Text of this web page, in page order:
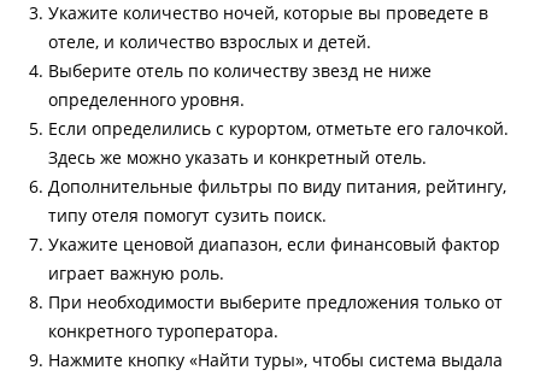
Укажите количество ночей, которые вы проведете в
отеле, и количество взрослых и детей.
Выберите отель по количеству звезд не ниже
определенного уровня.
Если определились с курортом, отметьте его галочкой.
Здесь же можно указать и конкретный отель.
Дополнительные фильтры по виду питания, рейтингу,
типу отеля помогут сузить поиск.
Укажите ценовой диапазон, если финансовый фактор
играет важную роль.
При необходимости выберите предложения только от
конкретного туроператора.
Нажмите кнопку «Найти туры», чтобы система выдала